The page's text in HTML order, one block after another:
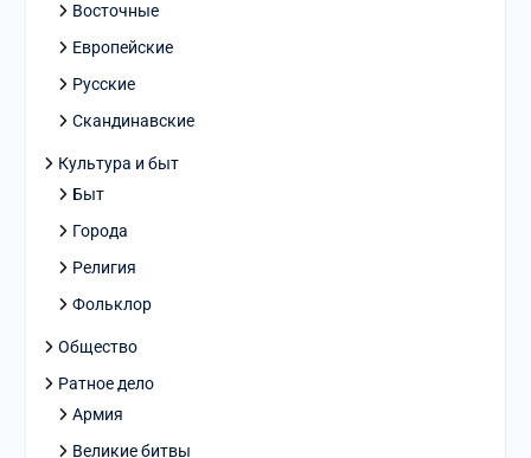
Восточные
Европейские
Русские
Скандинавские
Культура и быт
Быт
Города
Религия
Фольклор
Общество
Ратное дело
Армия
Великие битвы